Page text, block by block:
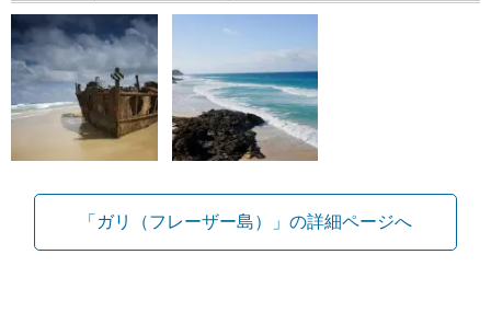
「ガリ（フレーザー島）」の詳細ページへ